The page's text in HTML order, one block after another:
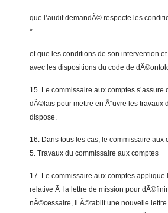
que l’audit demandÃ© respecte les
*
et que les conditions de son intervention
avec les dispositions du code de
15. Le commissaire aux comptes
dÃ©lais pour mettre en Å“uvre les travaux
dispose.
16. Dans tous les cas, le commissaire aux
5. Travaux du commissaire aux comptes
17. Le commissaire aux comptes
relative Ã la lettre de mission pour
nÃ©cessaire, il Ã©tablit une nouvelle